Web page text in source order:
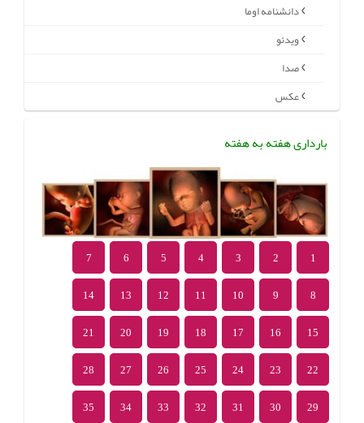
دانشنامه اوما
ویدئو
صدا
عکس
بارداری هفته به هفته
1
2
3
4
5
6
7
8
9
10
11
12
13
14
15
16
17
18
19
20
21
22
23
24
25
26
27
28
29
30
31
32
33
34
35